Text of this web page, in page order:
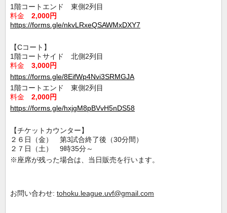
1階コートエンド 東側2列目
料金 2,000円
https://forms.gle/nkvLRxeQSAWMxDXY7
【Cコート】
1階コートサイド 北側2列目
料金 3,000円
https://forms.gle/8EifWp4Nvi3SRMGJA
1階コートエンド 東側2列目
料金 2,000円
https://forms.gle/hxjgM8pBVvH5nDS58
【チケットカウンター】
２６日（金） 第3試合終了後（30分間）
２７日（土） 9時35分～
※座席が残った場合は、当日販売を行います。
お問い合わせ: tohoku.league.uvf@gmail.com